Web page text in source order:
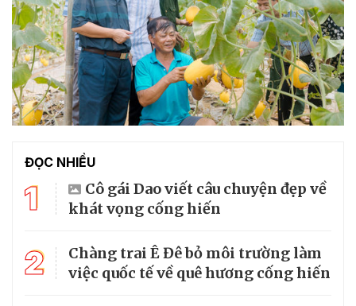
ĐỌC NHIỀU
1
Cô gái Dao viết câu chuyện đẹp về
khát vọng cống hiến
2
Chàng trai Ê Đê bỏ môi trường làm
việc quốc tế về quê hương cống hiến